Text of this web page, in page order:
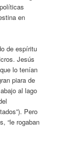
en
de espíritu
Jesús
lo tenían
piara de
al lago
Pero
“le rogaban